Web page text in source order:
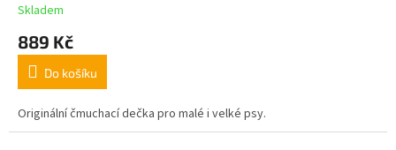
Skladem
889 Kč
Do košíku
Originální čmuchací dečka pro malé i velké psy.